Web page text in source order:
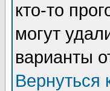
кто-то
могут
варианты
Вернуться